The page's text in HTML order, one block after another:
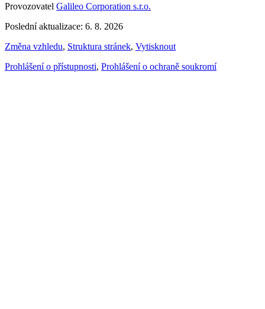
Provozovatel Galileo Corporation s.r.o.
Poslední aktualizace: 6. 8. 2026
Změna vzhledu, Struktura stránek, Vytisknout
Prohlášení o přístupnosti, Prohlášení o ochraně soukromí